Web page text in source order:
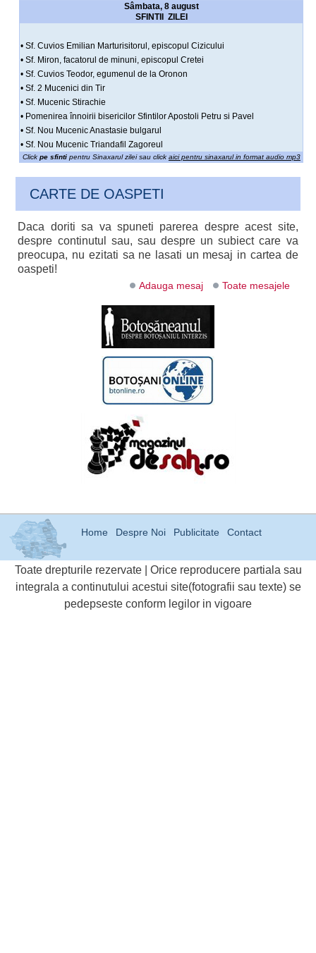
Sâmbata, 8 august
SFINTII ZILEI
• Sf. Cuvios Emilian Marturisitorul, episcopul Cizicului
• Sf. Miron, facatorul de minuni, episcopul Cretei
• Sf. Cuvios Teodor, egumenul de la Oronon
• Sf. 2 Mucenici din Tir
• Sf. Mucenic Stirachie
• Pomenirea înnoirii bisericilor Sfintilor Apostoli Petru si Pavel
• Sf. Nou Mucenic Anastasie bulgarul
• Sf. Nou Mucenic Triandafil Zagoreul
Click pe sfintipentru Sinaxarul zilei sau click aici pentru sinaxarul in format audio mp3
CARTE DE OASPETI
Daca doriti sa va spuneti parerea despre acest site,
despre continutul sau, sau despre un subiect care va
preocupa, nu ezitati sa ne lasati un mesaj in cartea de
oaspeti!
Adauga mesaj Toate mesajele
Home Despre Noi Publicitate Contact
Toate drepturile rezervate | Orice reproducere partiala sau
integrala a continutului acestui site(fotografii sau texte) se
pedepseste conform legilor in vigoare